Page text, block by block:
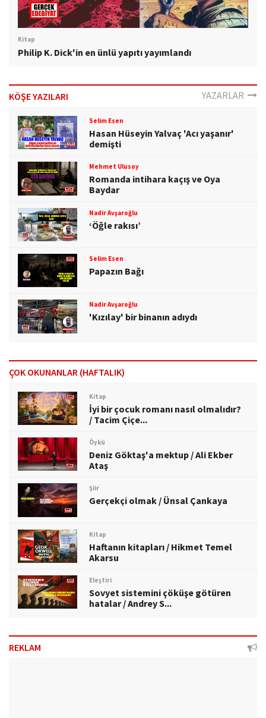
Kitap
Philip K. Dick'in en ünlü yapıtı yayımlandı
KÖŞE YAZILARI YAZARLAR
Selim Esen
Hasan Hüseyin Yalvaç 'Acı yaşanır'
demişti
Mehmet Ulusoy
Romanda intihara kaçış ve Oya
Baydar
Nadir Avşaroğlu
‘Öğle rakısı’
Selim Esen
Papazın Bağı
Nadir Avşaroğlu
'Kızılay' bir binanın adıydı
ÇOK OKUNANLAR (HAFTALIK)
Kitap
İyi bir çocuk romanı nasıl olmalıdır?
/ Tacim Çiçe...
Öykü
Deniz Göktaş'a mektup / Ali Ekber
Ataş
Şiir
Gerçekçi olmak / Ünsal Çankaya
Kitap
Haftanın kitapları / Hikmet Temel
Akarsu
Eleştiri
Sovyet sistemini çöküşe götüren
hatalar / Andrey S...
REKLAM